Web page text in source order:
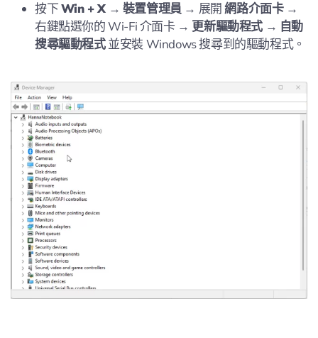
按下Win + X → 裝置管理員→ 展開網路介面卡→
右鍵點選你的 Wi-Fi 介面卡 →更新驅動程式 → 自動
搜尋驅動程式並安裝 Windows 搜尋到的驅動程式。